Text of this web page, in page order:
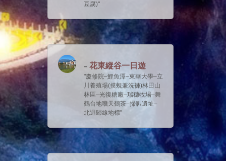
豆腐)
花東縱谷一日遊
慶修院–鯉魚潭–東華大學–立
川養殖場(摸蜆兼洗褲)林田山
林區–光復糖廠–瑞穗牧場–舞
鶴台地嚐天鶴茶–掃叭遺址–
北迴歸線地標